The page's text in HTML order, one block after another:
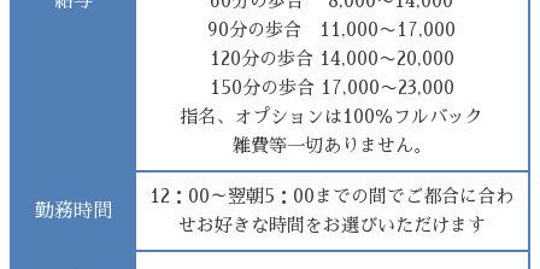
90分の歩合 11,000〜17,000
120分の歩合 14,000〜20,000
150分の歩合 17,000〜23,000
指名、オプションは100％フルバック
雑費等一切ありません。
勤務時間
12：00～翌朝5：00までの間でご都合に合わ
せお好きな時間をお選びいただけます